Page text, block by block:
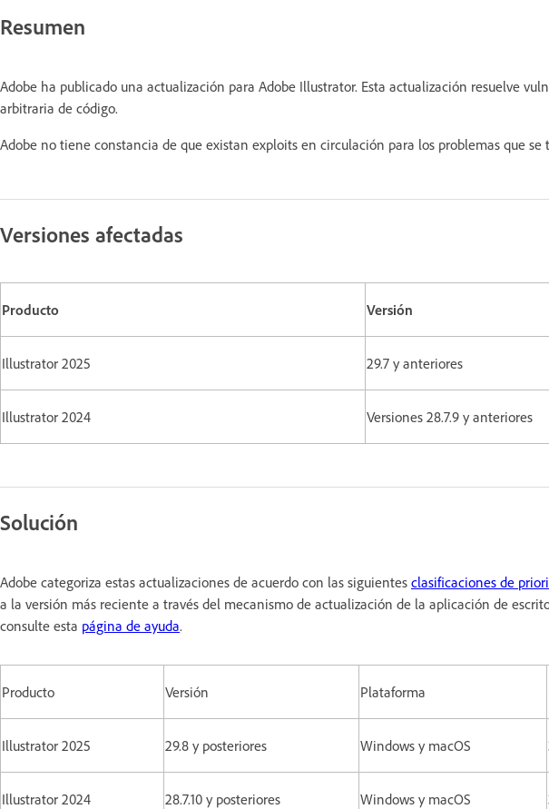
Resumen
Adobe ha publicado una actualización para Adobe Illustrator. Esta actualización resuelve
arbitraria de código.
Adobe no tiene constancia de que existan exploits en circulación para los problemas que se
Versiones afectadas
Producto Versión
Illustrator 2025 29.7 y anteriores
Illustrator 2024 Versiones 28.7.9 y anteriores
Solución
Adobe categoriza estas actualizaciones de acuerdo con las siguientes clasificaciones de
a la versión más reciente a través del mecanismo de actualización de la aplicación de
consulte esta página de ayuda.
Producto Versión Plataforma
Illustrator 2025 29.8 y posteriores Windows y macOS
Illustrator 2024 28.7.10 y posteriores Windows y macOS